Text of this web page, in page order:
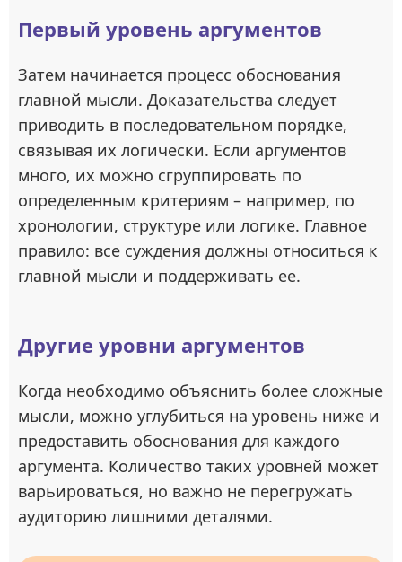
Первый уровень аргументов
Затем начинается процесс обоснования
главной мысли. Доказательства следует
приводить в последовательном порядке,
связывая их логически. Если аргументов
много, их можно сгруппировать по
определенным критериям – например, по
хронологии, структуре или логике. Главное
правило: все суждения должны относиться к
главной мысли и поддерживать ее.
Другие уровни аргументов
Когда необходимо объяснить более сложные
мысли, можно углубиться на уровень ниже и
предоставить обоснования для каждого
аргумента. Количество таких уровней может
варьироваться, но важно не перегружать
аудиторию лишними деталями.